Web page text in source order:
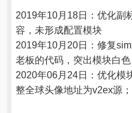
2019年10月18日：优化副
容，未形成配置模块
2019年10月20日：修复
老板的代码，突出模块白色
2020年06月24日：优化模
整全球头像地址为v2ex源；